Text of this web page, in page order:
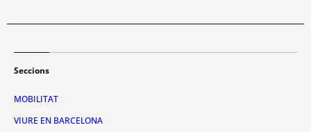
Seccions
MOBILITAT
VIURE EN BARCELONA